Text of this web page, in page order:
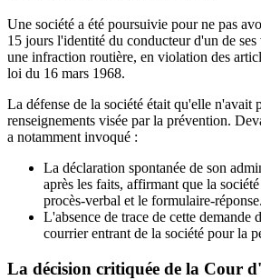
Une société a été poursuivie pour ne pas
15 jours l'identité du conducteur d'un de
une infraction routière, en violation des
loi du 16 mars 1968.
La défense de la société était qu'elle n'avait
renseignements visée par la prévention.
a notamment invoqué :
La déclaration spontanée de son
après les faits, affirmant que la
procès-verbal et le formulaire-réponse.
L'absence de trace de cette demande
courrier entrant de la société pour la
La décision critiquée de la Cour